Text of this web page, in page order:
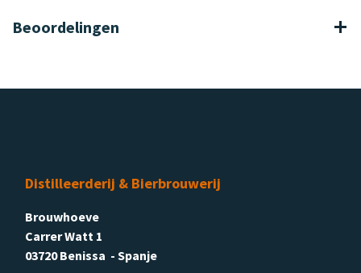
Beoordelingen
Distilleerderij & Bierbrouwerij
Brouwhoeve
Carrer Watt 1
03720 Benissa - Spanje